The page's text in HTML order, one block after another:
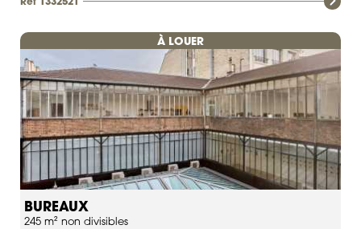
Réf 1332521
À LOUER
BUREAUX
245 m² non divisibles